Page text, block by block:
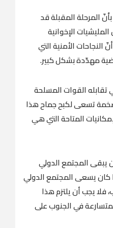
المرحلة المقبلة قد
الإخوانية
النجاحات الأمنية التي
مهدّدة بشكل كبير.
تقابله القوات المسلحة
تسعى لكبح جماح هذا
المتاحة التي هي
يبقى المجتمع الدولي
كان يسعى المجتمع الدولي
فلا يجب أن يلتزم هذا
في الجنوب على